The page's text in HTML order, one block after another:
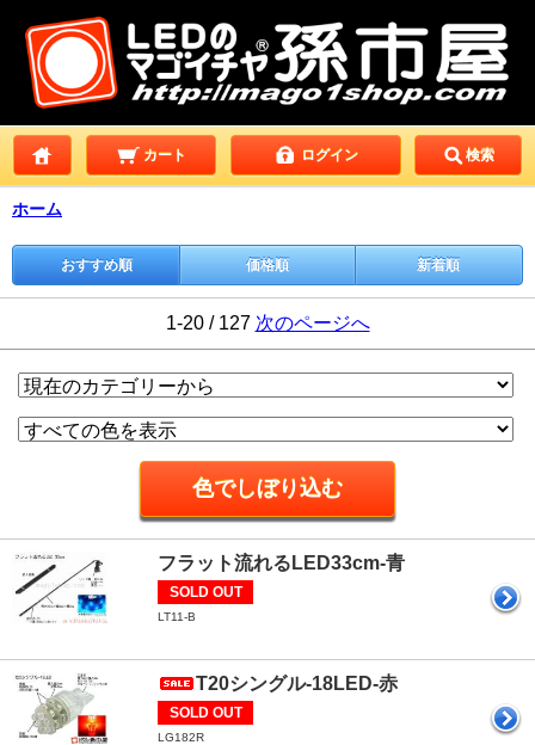
カート ログイン 検索
ホーム
おすすめ順 価格順 新着順
1-20 / 127 次のページへ
フラット流れるLED33cm-青
SOLD OUT
LT11-B
T20シングル-18LED-赤
SOLD OUT
LG182R